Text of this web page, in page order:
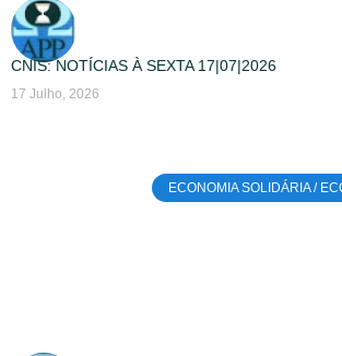
CNIS: NOTÍCIAS À SEXTA 17|07|2026
17 Julho, 2026
ECONOMIA SOLIDÁRIA /